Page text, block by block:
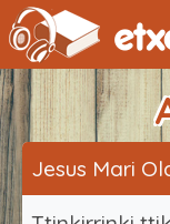
Jesus Mari